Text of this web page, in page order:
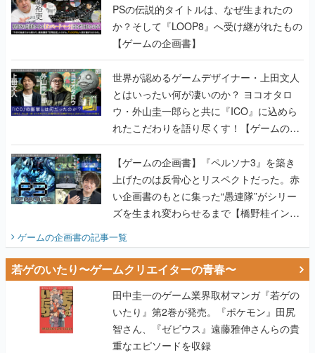
PSの伝説的タイトルは、なぜ生まれたの
か？そして『LOOP8』へ受け継がれたもの
【ゲームの企画書】
世界が認めるゲームデザイナー・上田文人
とはいったい何が凄いのか？ ヨコオタロ
ウ・外山圭一郎らと共に『ICO』に込めら
れたこだわりを語り尽くす！【ゲームの企
画書】
【ゲームの企画書】『ペルソナ3』を築き
上げたのは反骨心とリスペクトだった。赤
い企画書のもとに集った“愚連隊”がシリー
ズを生まれ変わらせるまで【橋野桂インタ
ゲームの企画書の記事一覧
若ゲのいたり〜ゲームクリエイターの青春〜
田中圭一のゲーム業界取材マンガ『若ゲの
いたり』第2巻が発売。『ポケモン』田尻
智さん、『ゼビウス』遠藤雅伸さんらの貴
重なエピソードを収録